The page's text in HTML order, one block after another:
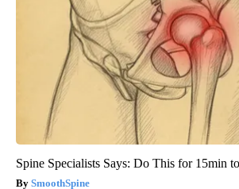
Spine Specialists Says: Do This for 15min
SmoothSpine